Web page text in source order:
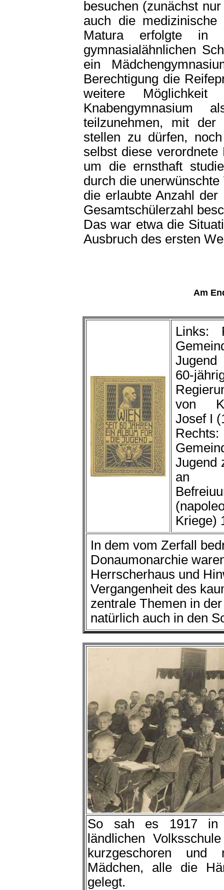
besuchen (zunächst
auch die
Matura erfolgte in
gymnasialähnlichen
ein
Berechtigung die
weitere
Knabengymnasium
teilzunehmen, mit der
stellen zu dürfen,
selbst diese verordnete
um die ernsthaft
durch die
die erlaubte Anzahl
Gesamtschülerzahl
Das war etwa die
Ausbruch des ersten
Am
Links:
60-
von
Josef I
Jugend
Kriege)
In dem vom Zerfall
Donaumonarchie
Herrscherhaus und
Vergangenheit des
zentrale Themen in
natürlich auch in den
So sah es 1917 in
ländlichen
kurzgeschoren
Mädchen, alle die
gelegt.